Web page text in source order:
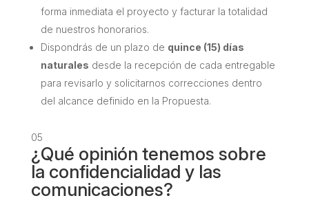
forma inmediata el proyecto y facturar la totalidad
de nuestros honorarios.
Dispondrás de un plazo de quince (15) días
naturales desde la recepción de cada entregable
para revisarlo y solicitarnos correcciones dentro
del alcance definido en la Propuesta.
05
¿Qué opinión tenemos sobre
la confidencialidad y las
comunicaciones?